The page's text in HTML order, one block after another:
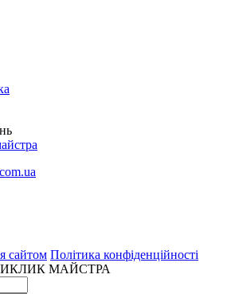
сайтом Політика конфіденційності
МАЙСТРА